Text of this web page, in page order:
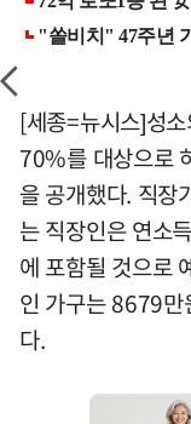
[세종=뉴시스]성
70%를 대상으로
을 공개했다. 직장
는 직장인은 연소
에 포함될 것으로
인 가구는 8679
다.